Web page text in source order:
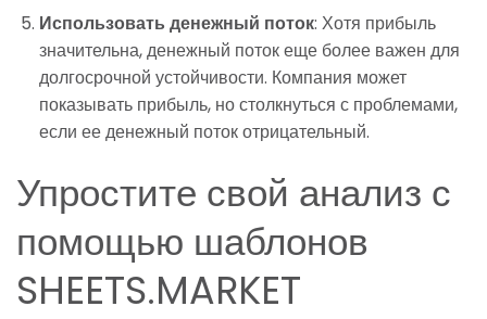
Использовать денежный поток: Хотя прибыль
значительна, денежный поток еще более важен для
долгосрочной устойчивости. Компания может
показывать прибыль, но столкнуться с проблемами,
если ее денежный поток отрицательный.
Упростите свой анализ с
помощью шаблонов
SHEETS.MARKET